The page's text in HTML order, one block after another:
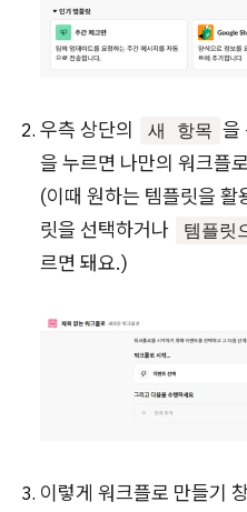
우측 상단의 새 항목 을
을 누르면 나만의 워크플
(이때 원하는 템플릿을 활
릿을 선택하거나
템플릿
르면 돼요.)
이렇게 워크플로 만들기